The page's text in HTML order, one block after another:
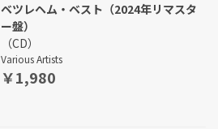
ベツレヘム・ベスト（2024年リマスタ
ー盤）
（CD）
Various Artists
￥1,980